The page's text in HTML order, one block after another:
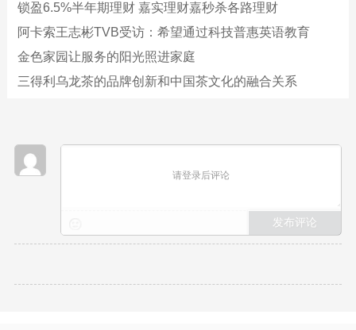
锁盈6.5%半年期理财 嘉实理财嘉秒杀各路理财
阿卡索王志彬TVB受访：希望通过科技普惠英语教育
金色家园让服务的阳光照进家庭
三得利乌龙茶的品牌创新和中国茶文化的融合关系
请登录后评论